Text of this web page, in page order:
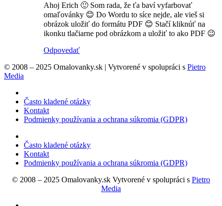
Ahoj Erich 🙂 Som rada, že ťa baví vyfarbovať
omaľovánky 😊 Do Wordu to síce nejde, ale vieš si
obrázok uložiť do formátu PDF 😊 Stačí kliknúť na
ikonku tlačiarne pod obrázkom a uložiť to ako PDF 😉
Odpovedať
© 2008 – 2025 Omalovanky.sk | Vytvorené v spolupráci s Pietro
Media
Často kladené otázky
Kontakt
Podmienky používania a ochrana súkromia (GDPR)
Často kladené otázky
Kontakt
Podmienky používania a ochrana súkromia (GDPR)
© 2008 – 2025 Omalovanky.sk Vytvorené v spolupráci s Pietro
Media